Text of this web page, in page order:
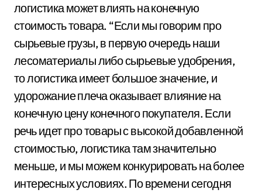
логистика может влиять на конечную
стоимость товара. “Если мы говорим про
сырьевые грузы, в первую очередь наши
лесоматериалы либо сырьевые удобрения,
то логистика имеет большое значение, и
удорожание плеча оказывает влияние на
конечную цену конечного покупателя. Если
речь идет про товары с высокой добавленной
стоимостью, логистика там значительно
меньше, и мы можем конкурировать на более
интересных условиях. По времени сегодня